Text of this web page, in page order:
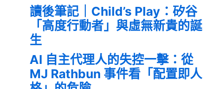
讀後筆記｜Child’s Play：矽谷
「高度行動者」與虛無新貴的誕
生
AI 自主代理人的失控一擊：從
MJ Rathbun 事件看「配置即人